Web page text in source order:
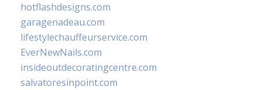
hotflashdesigns.com
garagenadeau.com
lifestylechauffeurservice.com
EverNewNails.com
insideoutdecoratingcentre.com
salvatoresinpoint.com